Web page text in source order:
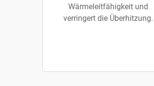
Wärmeleitfähigkeit und
verringert die Überhitzung.